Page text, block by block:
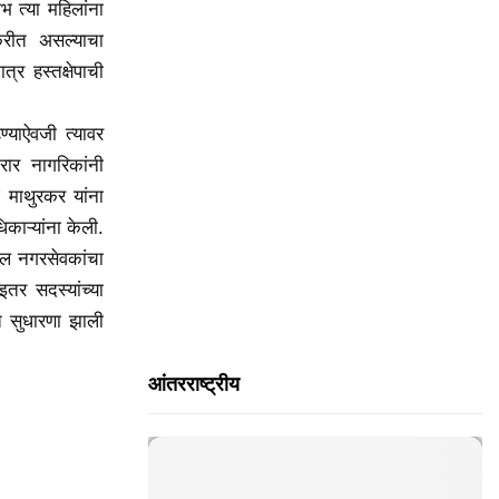
महिलांना
असल्याचा
हस्तक्षेपाची
त्यावर
नागरिकांनी
यांना
केली.
नगरसेवकांचा
सदस्यांच्या
झाली
आंतरराष्ट्रीय